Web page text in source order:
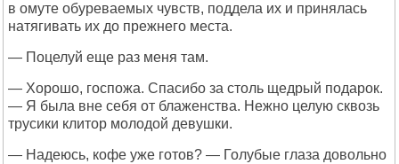
в омуте обуреваемых чувств, поддела их и принялась
натягивать их до прежнего места.
— Поцелуй еще раз меня там.
— Хорошо, госпожа. Спасибо за столь щедрый подарок.
— Я была вне себя от блаженства. Нежно целую сквозь
трусики клитор молодой девушки.
— Надеюсь, кофе уже готов? — Голубые глаза довольно